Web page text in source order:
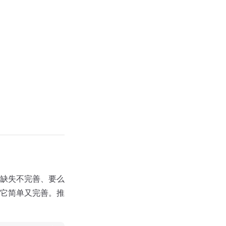
失不完善、要么
简单又完善。推